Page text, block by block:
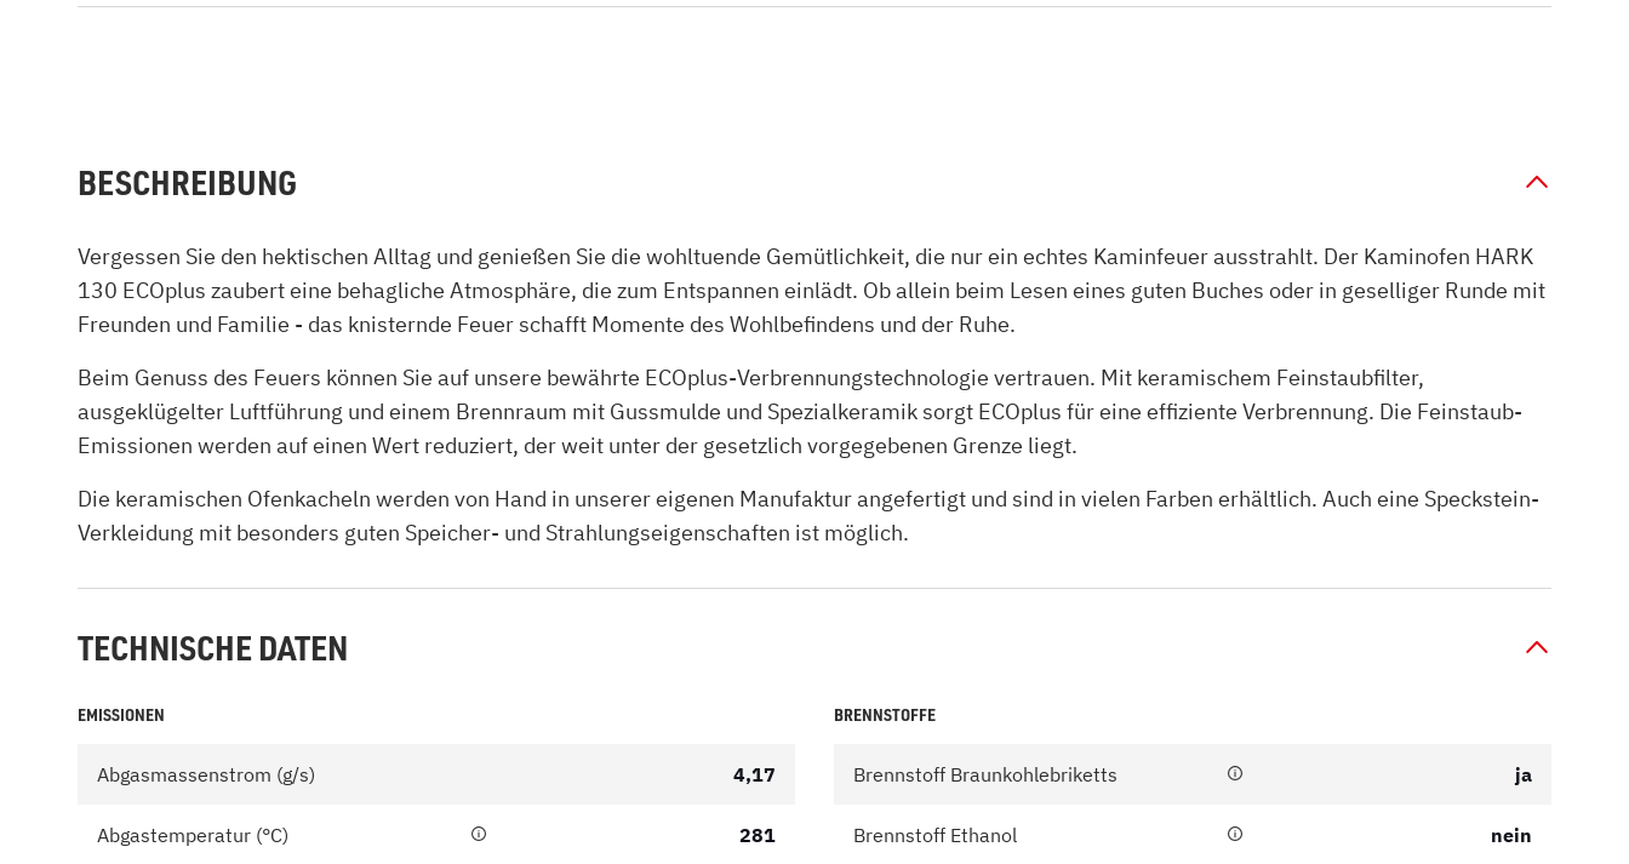
BESCHREIBUNG
Vergessen Sie den hektischen Alltag und genießen Sie die wohltuende Gemütlichkeit, die nur ein echtes Kaminfeuer ausstrahlt. Der Kaminofen HARK
130 ECOplus zaubert eine behagliche Atmosphäre, die zum Entspannen einlädt. Ob allein beim Lesen eines guten Buches oder in geselliger Runde mit
Freunden und Familie - das knisternde Feuer schafft Momente des Wohlbefindens und der Ruhe.
Beim Genuss des Feuers können Sie auf unsere bewährte ECOplus-Verbrennungstechnologie vertrauen. Mit keramischem Feinstaubfilter,
ausgeklügelter Luftführung und einem Brennraum mit Gussmulde und Spezialkeramik sorgt ECOplus für eine effiziente Verbrennung. Die Feinstaub-
Emissionen werden auf einen Wert reduziert, der weit unter der gesetzlich vorgegebenen Grenze liegt.
Die keramischen Ofenkacheln werden von Hand in unserer eigenen Manufaktur angefertigt und sind in vielen Farben erhältlich. Auch eine Speckstein-
Verkleidung mit besonders guten Speicher- und Strahlungseigenschaften ist möglich.
TECHNISCHE DATEN
EMISSIONEN
Abgasmassenstrom (g/s) 4,17
Abgastemperatur (°C) 281
BRENNSTOFFE
Brennstoff Braunkohlebriketts ja
Brennstoff Ethanol nein